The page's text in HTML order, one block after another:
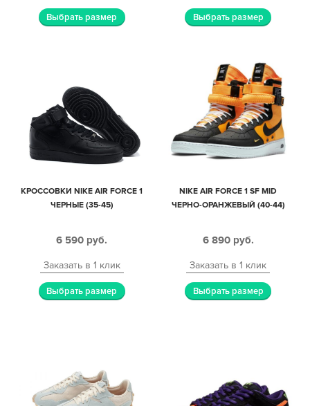
Выбрать размер Выбрать размер
КРОССОВКИ NIKE AIR FORCE 1
ЧЕРНЫЕ (35-45)
6 590 руб.
Заказать в 1 клик
Выбрать размер
NIKE AIR FORCE 1 SF MID
ЧЕРНО-ОРАНЖЕВЫЙ (40-44)
6 890 руб.
Заказать в 1 клик
Выбрать размер